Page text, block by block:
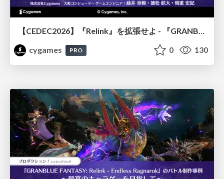
【CEDEC2026】『Relink』を拡張せよ - 『GRANBLUE FANTASY: Relink - Endless Ragnarok』の開発速度と品質を守るCI運用
cygames
PRO 0 130